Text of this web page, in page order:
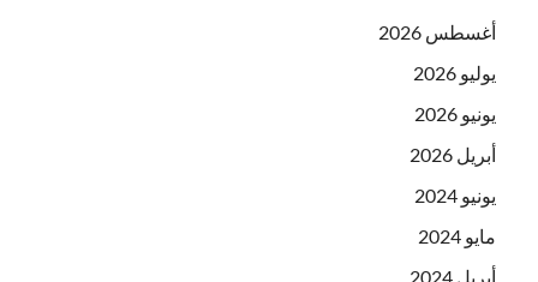
أغسطس 2026
يوليو 2026
يونيو 2026
أبريل 2026
يونيو 2024
مايو 2024
أبريل 2024